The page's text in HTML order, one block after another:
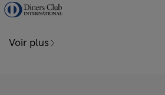
Voir plus